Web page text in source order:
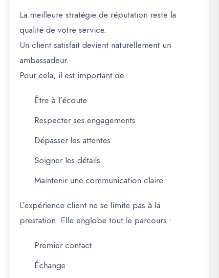
La meilleure stratégie de réputation reste la
qualité de votre service.
Un client satisfait devient naturellement un
ambassadeur.
Pour cela, il est important de :
Être à l’écoute
Respecter ses engagements
Dépasser les attentes
Soigner les détails
Maintenir une communication claire
L’expérience client ne se limite pas à la
prestation. Elle englobe tout le parcours :
Premier contact
Échange